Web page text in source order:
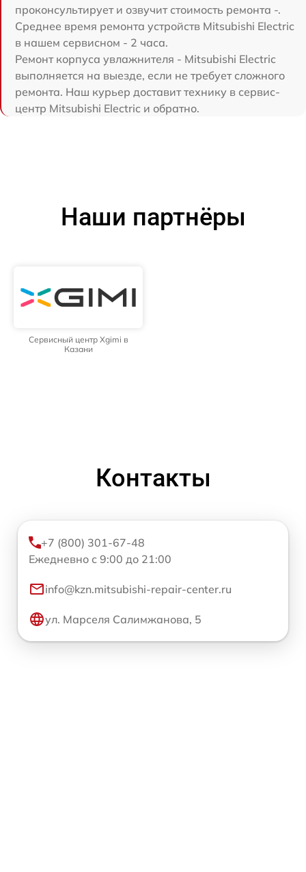
проконсультирует и озвучит стоимость ремонта -.
Среднее время ремонта устройств Mitsubishi Electric
в нашем сервисном - 2 часа.
Ремонт корпуса увлажнителя - Mitsubishi Electric
выполняется на выезде, если не требует сложного
ремонта. Наш курьер доставит технику в сервис-
центр Mitsubishi Electric и обратно.
Наши партнёры
Сервисный центр Xgimi в
Казани
Контакты
+7 (800) 301-67-48
Ежедневно с 9:00 до 21:00
info@kzn.mitsubishi-repair-center.ru
ул. Марселя Салимжанова, 5